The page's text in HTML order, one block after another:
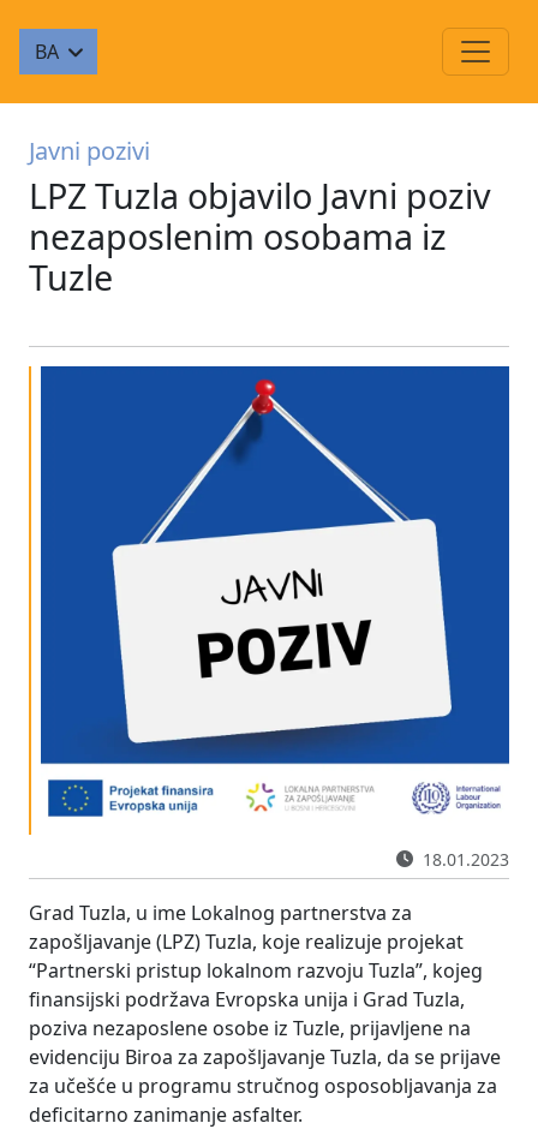
BA
Javni pozivi
LPZ Tuzla objavilo Javni poziv
nezaposlenim osobama iz
Tuzle
18.01.2023
Grad Tuzla, u ime Lokalnog partnerstva za
zapošljavanje (LPZ) Tuzla, koje realizuje projekat
“Partnerski pristup lokalnom razvoju Tuzla”, kojeg
finansijski podržava Evropska unija i Grad Tuzla,
poziva nezaposlene osobe iz Tuzle, prijavljene na
evidenciju Biroa za zapošljavanje Tuzla, da se prijave
za učešće u programu stručnog osposobljavanja za
deficitarno zanimanje asfalter.